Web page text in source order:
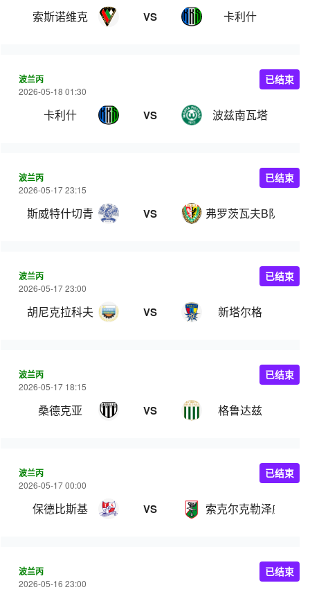
索斯诺维克 VS 卡利什
波兰丙
2026-05-18 01:30
卡利什 VS 波兹南瓦塔
已结束
波兰丙
2026-05-17 23:15
斯威特什切青 VS 弗罗茨瓦夫B队
已结束
波兰丙
2026-05-17 23:00
胡尼克拉科夫 VS 新塔尔格
已结束
波兰丙
2026-05-17 18:15
桑德克亚 VS 格鲁达兹
已结束
波兰丙
2026-05-17 00:00
保德比斯基 VS 索克尔克勒泽威
已结束
波兰丙
2026-05-16 23:00
已结束